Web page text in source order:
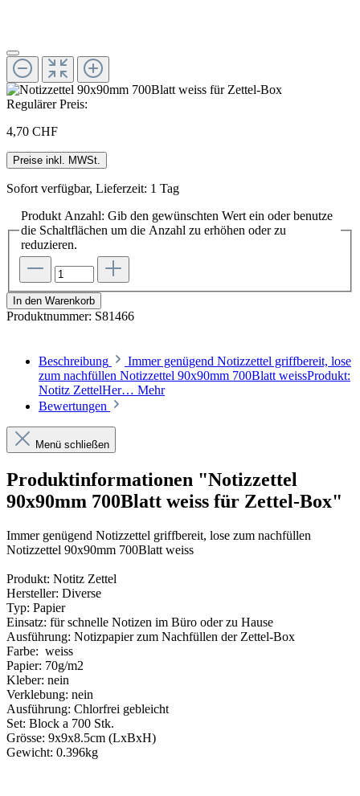
Regulärer Preis:
4,70 CHF
Preise inkl. MWSt.
Sofort verfügbar, Lieferzeit: 1 Tag
Produkt Anzahl: Gib den gewünschten Wert ein oder benutze
die Schaltflächen um die Anzahl zu erhöhen oder zu
reduzieren.
In den Warenkorb
Produktnummer: S81466
Beschreibung
Immer genügend Notizzettel griffbereit, lose
zum nachfüllen Notizzettel 90x90mm 700Blatt weissProdukt:
Notitz ZettelHer… Mehr
Bewertungen
Menü schließen
Produktinformationen "Notizzettel
90x90mm 700Blatt weiss für Zettel-Box"
Immer genügend Notizzettel griffbereit, lose zum nachfüllen
Notizzettel 90x90mm 700Blatt weiss
Produkt: Notitz Zettel
Hersteller: Diverse
Typ: Papier
Einsatz: für schnelle Notizen im Büro oder zu Hause
Ausführung: Notizpapier zum Nachfüllen der Zettel-Box
Farbe: weiss
Papier: 70g/m2
Kleber: nein
Verklebung: nein
Ausführung: Chlorfrei gebleicht
Set: Block a 700 Stk.
Grösse: 9x9x8.5cm (LxBxH)
Gewicht: 0.396kg